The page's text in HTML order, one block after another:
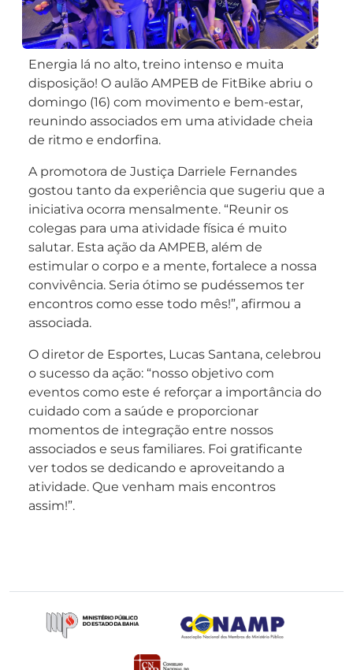
Energia lá no alto, treino intenso e muita
disposição! O aulão AMPEB de FitBike abriu o
domingo (16) com movimento e bem-estar,
reunindo associados em uma atividade cheia
de ritmo e endorfina.
A promotora de Justiça Darriele Fernandes
gostou tanto da experiência que sugeriu que a
iniciativa ocorra mensalmente. “Reunir os
colegas para uma atividade física é muito
salutar. Esta ação da AMPEB, além de
estimular o corpo e a mente, fortalece a nossa
convivência. Seria ótimo se pudéssemos ter
encontros como esse todo mês!”, afirmou a
associada.
O diretor de Esportes, Lucas Santana, celebrou
o sucesso da ação: “nosso objetivo com
eventos como este é reforçar a importância do
cuidado com a saúde e proporcionar
momentos de integração entre nossos
associados e seus familiares. Foi gratificante
ver todos se dedicando e aproveitando a
atividade. Que venham mais encontros
assim!”.